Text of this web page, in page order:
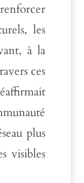
les
à la
ces
plus
visibles